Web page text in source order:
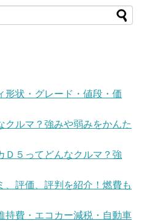
形状・グレード・値段・価
クルマ？強みや弱みをかんた
Ｄ５ってどんなクルマ？強
、評価、評判を紹介！燃費も
持費・エコカー減税・自動車